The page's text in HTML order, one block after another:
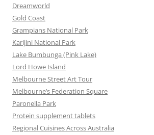
Dreamworld
Gold Coast
Grampians National Park
Karijini National Park
Lake Bumbunga (Pink Lake)
Lord Howe Island
Melbourne Street Art Tour
Melbourne’s Federation Square
Paronella Park
Protein supplement tablets
Regional Cuisines Across Australia